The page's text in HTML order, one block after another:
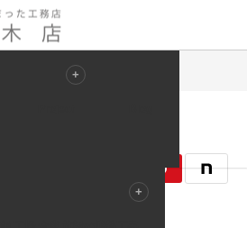
ご来場ありがとうございました。